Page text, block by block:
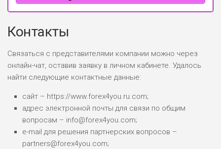
Контакты
Связаться с представителями компании можно через
онлайн-чат, оставив заявку в личном кабинете. Удалось
найти следующие контактные данные:
сайт – https://www.forex4you.ru.com;
адрес электронной почты для связи по общим
вопросам – info@forex4you.com;
e-mail для решения партнерских вопросов –
partners@forex4you.com;